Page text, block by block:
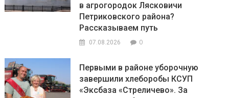
в агрогородок Лясковичи
Петриковского района?
Рассказываем путь
07.08.2026 0
Первыми в районе уборочную
завершили хлеборобы КСУП
«Эксбаза «Стреличево». За